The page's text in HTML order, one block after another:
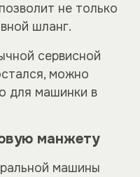
не только
шланг.
сервисной
можно
для машинки в
манжету
машины